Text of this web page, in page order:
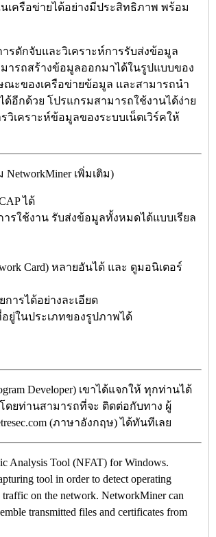
เครือข่ายได้อย่างมีประสิทธิภาพ พร้อม
รดักจับและวิเคราะห์การรับส่งข้อมูล
ารถสร้างข้อมูลออกมาได้ในรูปแบบของ
ณะของเครือข่ายข้อมูล และสามารถนำ
อีกด้วย โปรแกรมสามารถใช้งานได้ง่าย
วิเคราะห์ข้อมูลของระบบเน็ตเวิร์คให้
เพิ่มเติม)
ได้
ารใช้งาน รับส่งข้อมูลทั้งหมดได้แบบเรียล
Card) หลายอันได้ และ ดูมอนิเตอร์
ารได้อย่างละเอียด
ยู่ในประเภทของรูปภาพได้
Developer) เขาได้แจกให้ ทุกท่านได้
ดยท่านสามารถที่จะ ติดต่อกับทาง ผู้
(ภาษาอังกฤษ) ได้ทันทีเลย
Analysis Tool (NFAT) for Windows.
tool in order to detect operating
traffic on the network. NetworkMiner can
transmitted files and certificates from